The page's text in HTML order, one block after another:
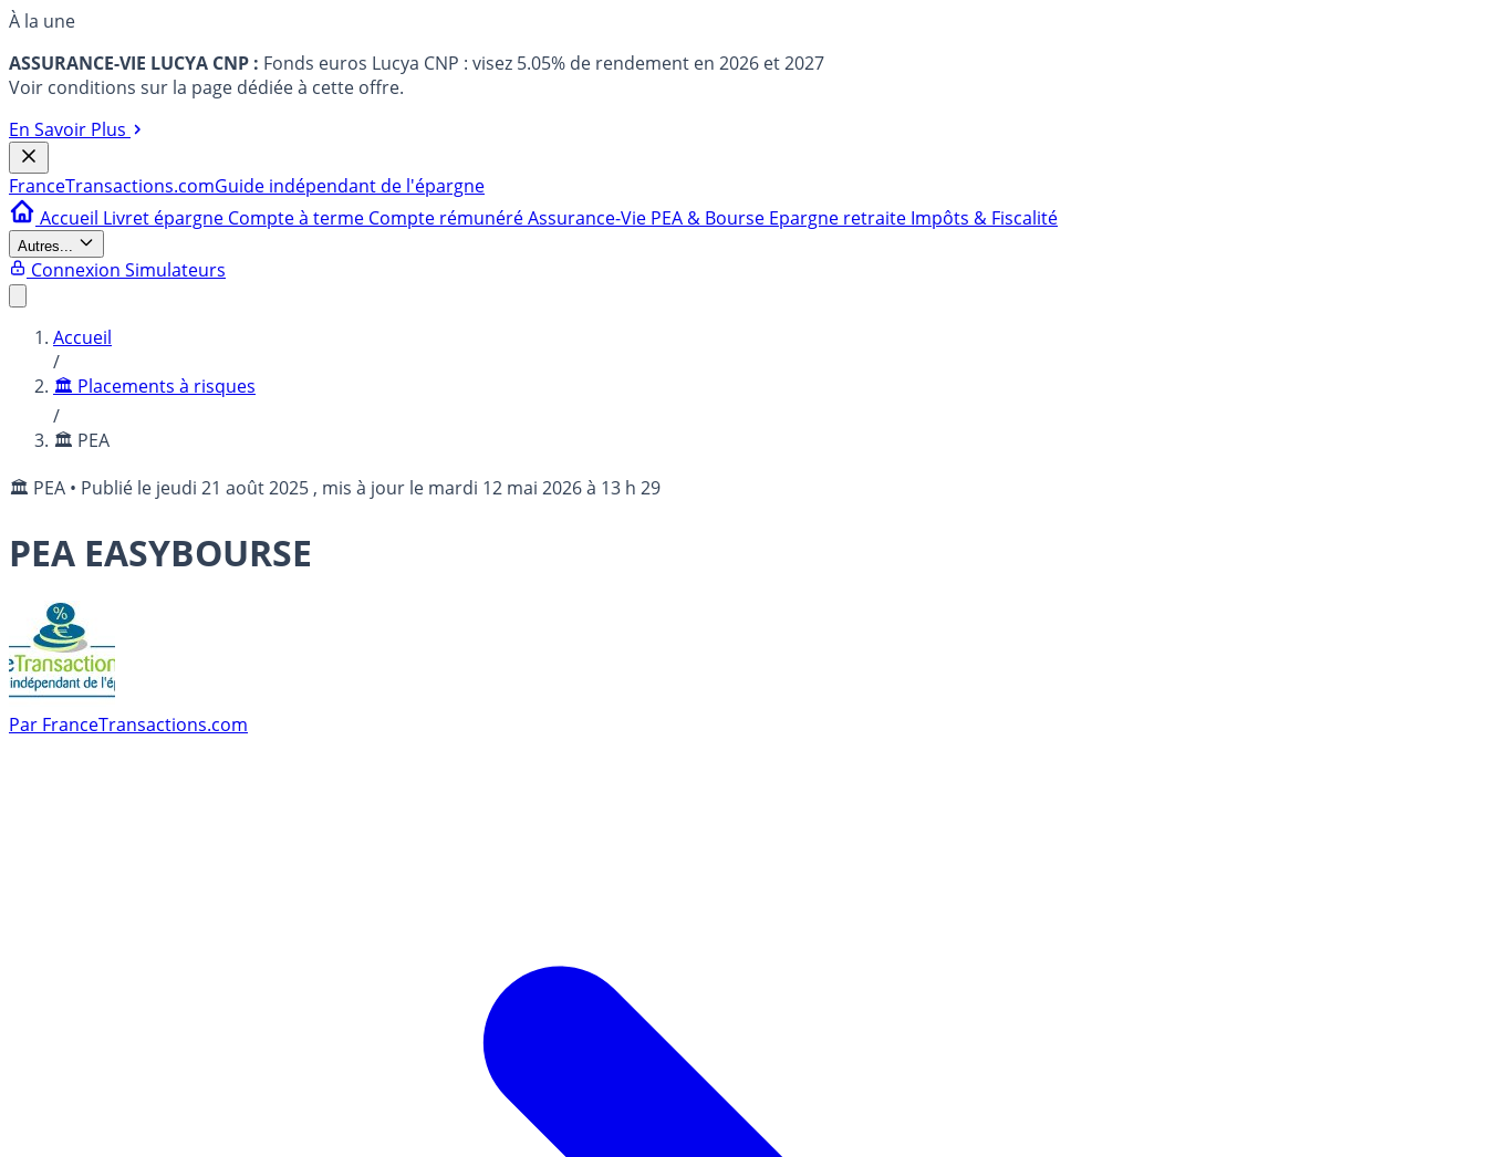
À la une
ASSURANCE-VIE LUCYA CNP : Fonds euros Lucya CNP : visez 5.05% de rendement en 2026 et 2027
Voir conditions sur la page dédiée à cette offre.
En Savoir Plus
FranceTransactions.comGuide indépendant de l'épargne
Accueil Livret épargne Compte à terme Compte rémunéréAssurance-Vie PEA & Bourse Epargne retraite Impôts & Fiscalité
Autres...
Connexion Simulateurs
Accueil
/
🏛️ Placements à risques
/
🏛️ PEA
🏛️ PEA • Publié le jeudi 21 août 2025 , mis à jour le mardi 12 mai 2026 à 13 h 29
PEA EASYBOURSE
Par FranceTransactions.com